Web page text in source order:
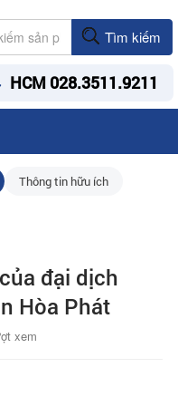
Tìm kiếm
HCM 028.3511.9211
Thông tin hữu ích
đại dịch
Hòa Phát
xem